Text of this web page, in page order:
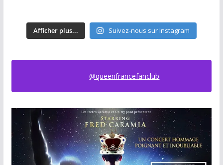
Afficher plus... Suivez-nous sur Instagram
@queenfrancefanclub